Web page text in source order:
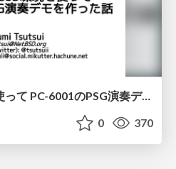
今年もNetBSD環境を使って PC-6001のPSG演奏デモを作った話 / KOF2025
0 370